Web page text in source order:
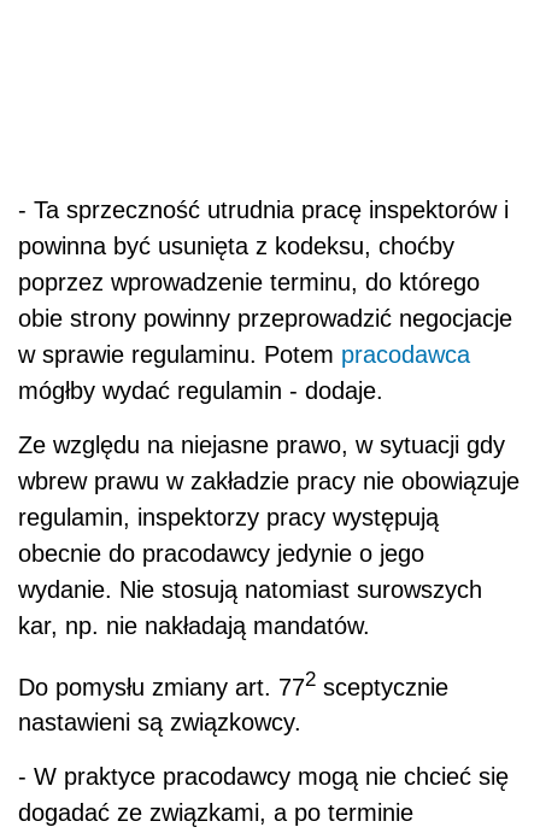
- Ta sprzeczność utrudnia pracę inspektorów i
powinna być usunięta z kodeksu, choćby
poprzez wprowadzenie terminu, do którego
obie strony powinny przeprowadzić negocjacje
w sprawie regulaminu. Potem pracodawca
mógłby wydać regulamin - dodaje.
Ze względu na niejasne prawo, w sytuacji gdy
wbrew prawu w zakładzie pracy nie obowiązuje
regulamin, inspektorzy pracy występują
obecnie do pracodawcy jedynie o jego
wydanie. Nie stosują natomiast surowszych
kar, np. nie nakładają mandatów.
Do pomysłu zmiany art. 772 sceptycznie
nastawieni są związkowcy.
- W praktyce pracodawcy mogą nie chcieć się
dogadać ze związkami, a po terminie